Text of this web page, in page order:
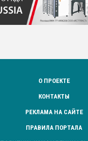
О ПРОЕКТЕ
КОНТАКТЫ
РЕКЛАМА НА САЙТЕ
ПРАВИЛА ПОРТАЛА